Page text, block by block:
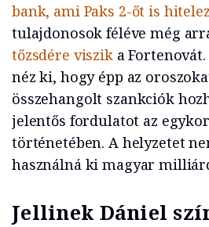
bank, ami Paks 2-őt is
tulajdonosok féléve még
tőzsdére viszika
néz ki, hogy épp az
összehangolt szankciók
jelentős fordulatot az
történetében. A helyzetet
használná ki magyar
Jellinek Dániel